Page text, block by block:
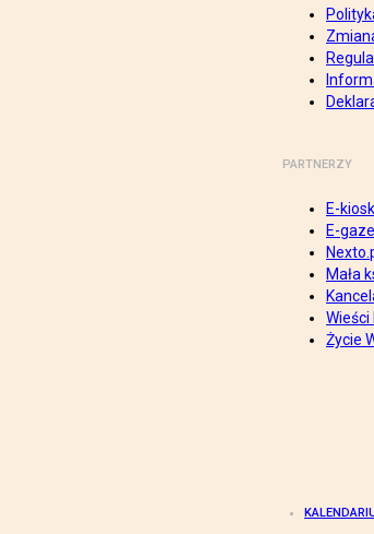
PARTNERZY
E-
E-
Mała
Wieści
Życie